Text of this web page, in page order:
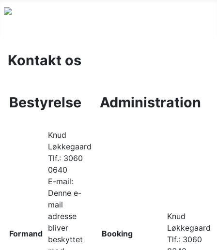
Kontakt os
Bestyrelse Administration
Formand
Knud
Løkkegaard
Tlf.: 3060
0640
E-mail:
Denne e-
mail
adresse
bliver
beskyttet
Booking
Knud
Løkkegaard
Tlf.: 3060